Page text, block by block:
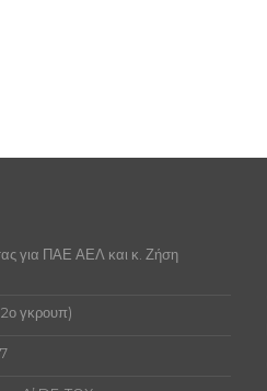
για ΠΑΕ ΑΕΛ και κ. Ζήση
γκρουπ)